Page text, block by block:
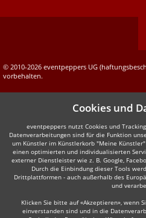
© 2010-2026 eventpeppers UG
vorbehalten.
Cookies und
eventpeppers nutzt Cookies und
Datenverarbeitungen sind für die Funktion
um Künstler im Künstlerkorb "Meine
einen optimierten und individualisierten
externer Dienstleister wie z. B. Google,
Durch die Einbindung dieser Tools
Drittplattformen - auch außerhalb des
und
Klicken Sie bitte auf «Akzeptieren», wenn
einverstanden sind und in die